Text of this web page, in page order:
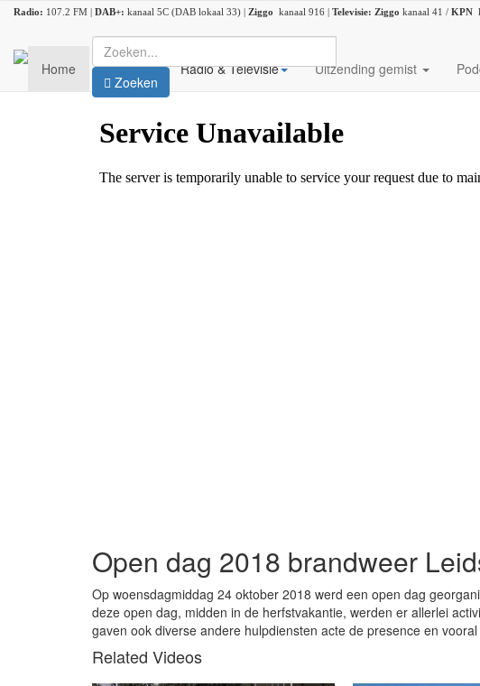
Radio: 107.2 FM | DAB+: kanaal 5C (DAB lokaal 33) | Ziggo kanaal 916 | Televisie: Ziggo kanaal 41 / KPN
Home Nieuws Radio & Televisie Uitzending gemist
Zoeken
Open dag 2018 brandweer
Op woensdagmiddag 24 oktober 2018 werd een open dag
deze open dag, midden in de herfstvakantie, werden er allerlei
gaven ook diverse andere hulpdiensten acte de presence en
Related Videos